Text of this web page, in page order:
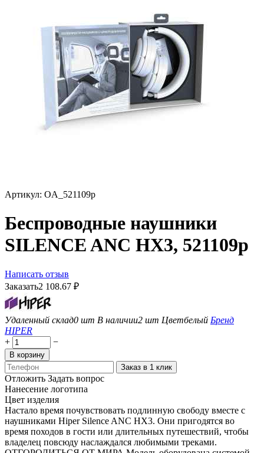
Артикул: OA_521109p
Беспроводные наушники
SILENCE ANC HX3, 521109p
Написать отзыв
Заказать2 108.67 ₽
Удаленный склад0 шт В наличии2 шт Цветбелый Бренд
HIPER
+
−
В корзину
Заказ в 1 клик
Отложить Задать вопрос
Нанесение логотипа
Цвет изделия
Настало время почувствовать подлинную свободу вместе с
наушниками Hiper Silence ANC HX3. Они пригодятся во
время походов в гости или длительных путешествий, чтобы
владелец повсюду наслаждался любимыми треками.